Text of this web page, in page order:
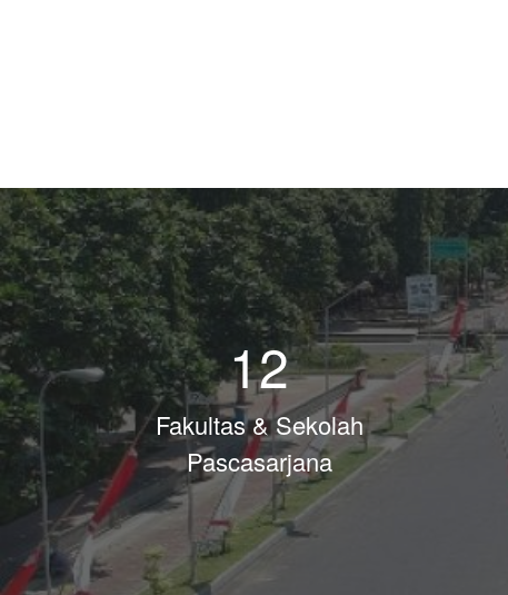
12
Fakultas & Sekolah
Pascasarjana